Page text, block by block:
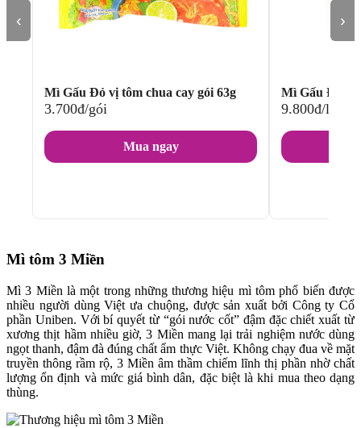
‹ ›
Mì Gấu Đỏ vị tôm chua cay gói 63g
3.700đ/gói
Mua ngay
Mì Gấu Đỏ vị
9.800đ/ly
Mì tôm 3 Miền
Mì 3 Miền là một trong những thương hiệu mì tôm phổ biến được
nhiều người dùng Việt ưa chuộng, được sản xuất bởi Công ty Cổ
phần Uniben. Với bí quyết từ “gói nước cốt” đậm đặc chiết xuất từ
xương thịt hầm nhiều giờ, 3 Miền mang lại trải nghiệm nước dùng
ngọt thanh, đậm đà đúng chất ẩm thực Việt. Không chạy đua về mặt
truyền thông rầm rộ, 3 Miền âm thầm chiếm lĩnh thị phần nhờ chất
lượng ổn định và mức giá bình dân, đặc biệt là khi mua theo dạng
thùng.